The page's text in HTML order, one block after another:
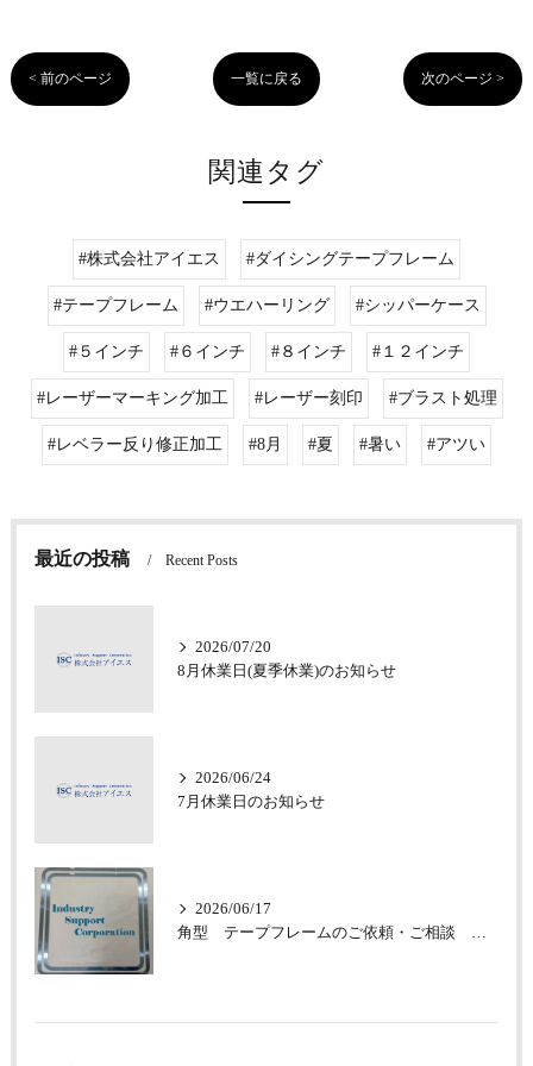
< 前のページ 一覧に戻る 次のページ >
関連タグ
#株式会社アイエス #ダイシングテープフレーム
#テープフレーム #ウエハーリング #シッパーケース
#５インチ #６インチ #８インチ #１２インチ
#レーザーマーキング加工 #レーザー刻印 #ブラスト処理
#レベラー反り修正加工 #8月 #夏 #暑い #アツい
最近の投稿 Recent Posts
2026/07/20
8月休業日(夏季休業)のお知らせ
2026/06/24
7月休業日のお知らせ
2026/06/17
角型 テープフレームのご依頼・ご相談 承っております